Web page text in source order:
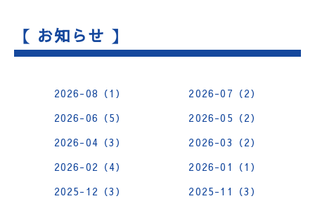
【 お知らせ 】
2026-08（1）
2026-07（2）
2026-06（5）
2026-05（2）
2026-04（3）
2026-03（2）
2026-02（4）
2026-01（1）
2025-12（3）
2025-11（3）